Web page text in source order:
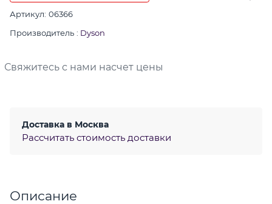
Артикул: 06366
Производитель : Dyson
Свяжитесь с нами насчет цены
Доставка в Москва
Рассчитать стоимость доставки
Описание